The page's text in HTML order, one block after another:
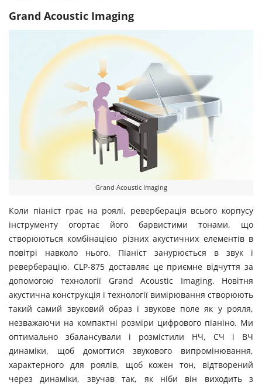
Grand Acoustic Imaging
Grand Acoustic Imaging
Коли піаніст грає на роялі, реверберація всього корпусу
інструменту огортає його барвистими тонами, що
створюються комбінацією різних акустичних елементів в
повітрі навколо нього. Піаніст занурюється в звук і
реверберацію. CLP-875 доставляє це приємне відчуття за
допомогою технології Grand Acoustic Imaging. Новітня
акустична конструкція і технології вимірювання створюють
такий самий звуковий образ і звукове поле як у рояля,
незважаючи на компактні розміри цифрового піаніно. Ми
оптимально збалансували і розмістили НЧ, СЧ і ВЧ
динаміки, щоб домогтися звукового випромінювання,
характерного для роялів, щоб кожен тон, відтворений
через динаміки, звучав так, як ніби він виходить з